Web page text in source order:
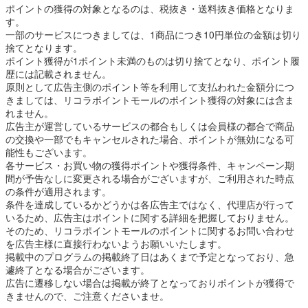
ポイントの獲得の対象となるのは、税抜き・送料抜き価格となりま
す。
一部のサービスにつきましては、1商品につき10円単位の金額は切り
捨てとなります。
ポイント獲得が1ポイント未満のものは切り捨てとなり、ポイント履
歴には記載されません。
原則として広告主側のポイント等を利用して支払われた金額分につ
きましては、リコラポイントモールのポイント獲得の対象には含ま
れません。
広告主が運営しているサービスの都合もしくは会員様の都合で商品
の交換や一部でもキャンセルされた場合、ポイントが無効になる可
能性もございます。
各サービス・お買い物の獲得ポイントや獲得条件、キャンペーン期
間が予告なしに変更される場合がございますが、ご利用された時点
の条件が適用されます。
条件を達成しているかどうかは各広告主ではなく、代理店が行って
いるため、広告主はポイントに関する詳細を把握しておりません。
そのため、リコラポイントモールのポイントに関するお問い合わせ
を広告主様に直接行わないようお願いいたします。
掲載中のプログラムの掲載終了日はあくまで予定となっており、急
遽終了となる場合がございます。
広告に遷移しない場合は掲載が終了となっておりポイントが獲得で
きませんので、ご注意くださいませ。